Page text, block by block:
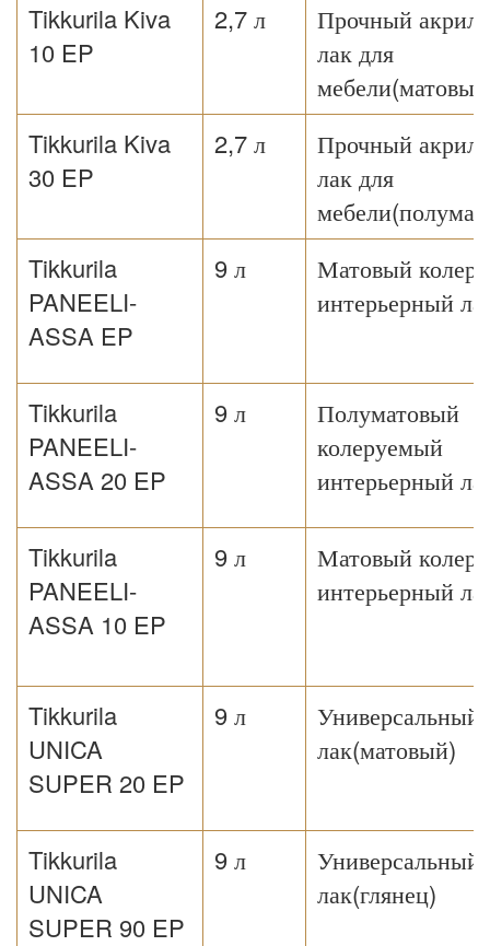
Tikkurila Kiva
10 EP
2,7 л
Прочный
лак для
Tikkurila Kiva
30 EP
2,7 л
Прочный
лак для
Tikkurila
PANEELI-
ASSA EP
9 л
Матовый
интерьерный
Tikkurila
PANEELI-
ASSA 20 EP
9 л
Полуматовый
колеруемый
интерьерный
Tikkurila
PANEELI-
ASSA 10 EP
9 л
Матовый
интерьерный
Tikkurila
UNICA
SUPER 20 EP
9 л
Универсальный
лак(матовый)
Tikkurila
UNICA
SUPER 90 EP
9 л
Универсальный
лак(глянец)